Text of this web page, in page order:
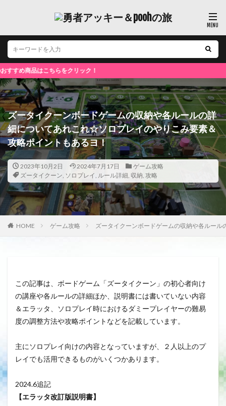
ズータイクーンボードゲームの収納や各ルールの詳
細についてあれこれ☆ソロプレイのやりこみ要素＆
攻略ポイントもあるヨ！
2023年10月2日 2024年7月17日
ゲーム攻略
ズータイクーン, ソロプレイ, ルール詳細, 収納, 攻略
HOME ゲーム攻略 ズータイクーンボードゲームの収納や各ルー
この記事は、ボードゲーム「ズータイクーン」の初心者向け
の講座や各ルールの詳細ほか、説明書には書いていない内容
＆エラッタ、ソロプレイ時におけるダミープレイヤーの難易
度の調整方法や攻略ポイントなどを記載しています。
主にソロプレイ向けの内容となっていますが、２人以上のプ
レイでも活用できるものがいくつかあります。
2024.6追記
【エラッタ改訂版説明書】